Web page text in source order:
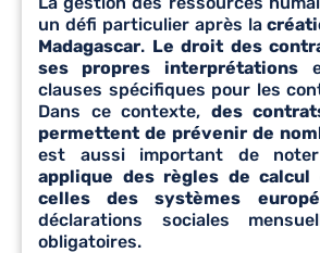
un défi particulier après la
Madagascar. Le droit des
ses propres interprétations
clauses spécifiques pour les
Dans ce contexte, des
permettent de prévenir de
est aussi important de
applique des règles de calcul
celles des systèmes
déclarations sociales
obligatoires.